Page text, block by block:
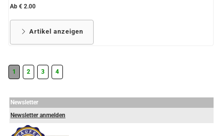
Ab € 2.00
Artikel anzeigen
1 2 3 4
Newsletter
Newsletter anmelden